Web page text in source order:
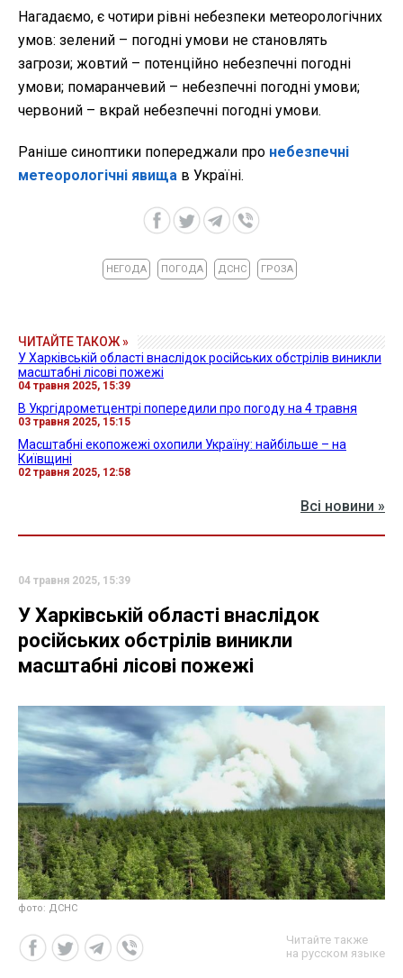
Нагадаємо, є чотири рівні небезпеки метеорологічних
умов: зелений – погодні умови не становлять
загрози; жовтий – потенційно небезпечні погодні
умови; помаранчевий – небезпечні погодні умови;
червоний – вкрай небезпечні погодні умови.
Раніше синоптики попереджали про небезпечні
метеорологічні явища в Україні.
НЕГОДА ПОГОДА ДСНС ГРОЗА
ЧИТАЙТЕ ТАКОЖ »
У Харківській області внаслідок російських обстрілів виникли
масштабні лісові пожежі
04 травня 2025, 15:39
В Укргідрометцентрі попередили про погоду на 4 травня
03 травня 2025, 15:15
Масштабні екопожежі охопили Україну: найбільше – на
Київщині
02 травня 2025, 12:58
Всі новини »
04 травня 2025, 15:39
У Харківській області внаслідок
російських обстрілів виникли
масштабні лісові пожежі
фото: ДСНС
Читайте также
на русском языке